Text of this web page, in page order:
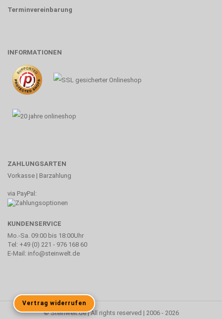
Terminvereinbarung
INFORMATIONEN
ZAHLUNGSARTEN
Vorkasse | Barzahlung
via PayPal:
KUNDENSERVICE
Mo.-Sa. 09:00 bis 18:00Uhr
Tel: +49 (0) 221 - 976 168 60
E-Mail: info@steinwelt.de
Vertrag widerrufen
© Steinwelt.de | All rights reserved | 2006 - 2026